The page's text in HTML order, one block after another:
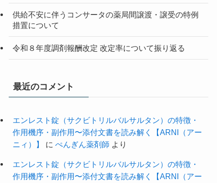
供給不安に伴うコンサータの薬局間譲渡・譲受の特例
措置について
令和８年度調剤報酬改定 改定率について振り返る
最近のコメント
エンレスト錠（サクビトリルバルサルタン）の特徴・
作用機序・副作用〜添付文書を読み解く【ARNI（アー
ニィ）】
に ぺんぎん薬剤師 より
エンレスト錠（サクビトリルバルサルタン）の特徴・
作用機序・副作用〜添付文書を読み解く【ARNI（アー